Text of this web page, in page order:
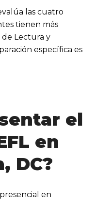
las cuatro
tienen más
de Lectura y
específica es
el
en
DC?
en